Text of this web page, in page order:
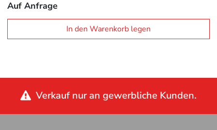
Auf Anfrage
In den Warenkorb legen
Verkauf nur an gewerbliche Kunden.